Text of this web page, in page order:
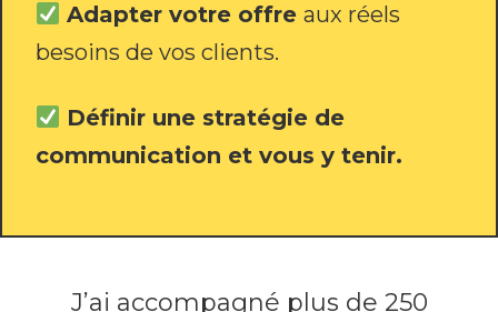
Adapter votre offre aux réels
besoins de vos clients.
Définir une stratégie de
communication et vous y tenir.
J’ai accompagné plus de 250